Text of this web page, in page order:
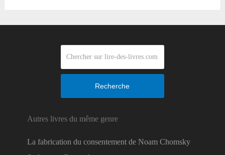
Recherche
Autres livres du même genre
La fabrication du consentement de Noam Chomsky